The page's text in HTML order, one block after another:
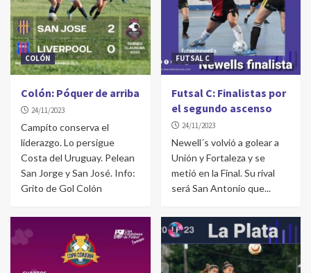
COLÓN
Colón: Póquer de arriba
24/11/2023
Campito conserva el
liderazgo. Lo persigue
Costa del Uruguay. Pelean
San Jorge y San José. Info:
Grito de Gol Colón
FUTSAL C
Futsal C: Finalistas por
el segundo ascenso
24/11/2023
Newell´s volvió a golear a
Unión y Fortaleza y se
metió en la Final. Su rival
será San Antonio que...